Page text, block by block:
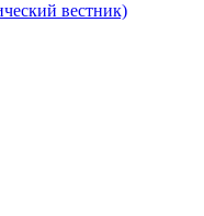
вестник)